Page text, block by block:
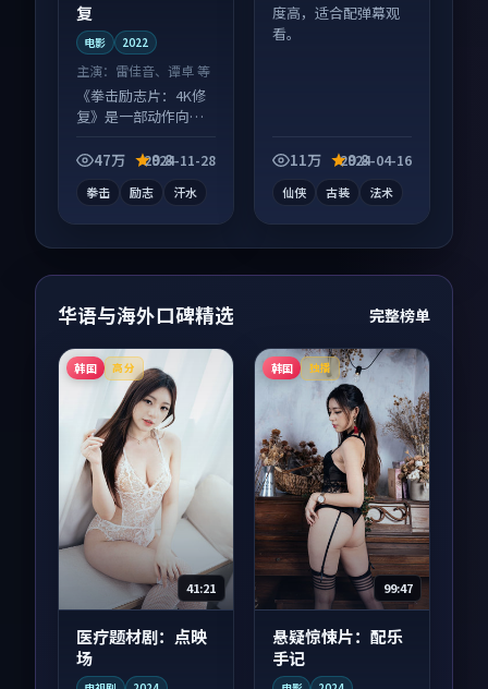
复
电影 2022
主演： 雷佳音、谭卓 等
《拳击励志片：4K修
复》是一部动作向电
观看，细节更丰富。
47万 9.8
2024-11-28
拳击 励志 汗水
度高，适合配弹幕观
看。
11万 9.8
2024-04-16
仙侠 古装 法术
华语与海外口碑精选 完整榜单
韩国 高分
41:21
医疗题材剧：点映
场
韩国 独播
99:47
悬疑惊悚片：配乐
手记